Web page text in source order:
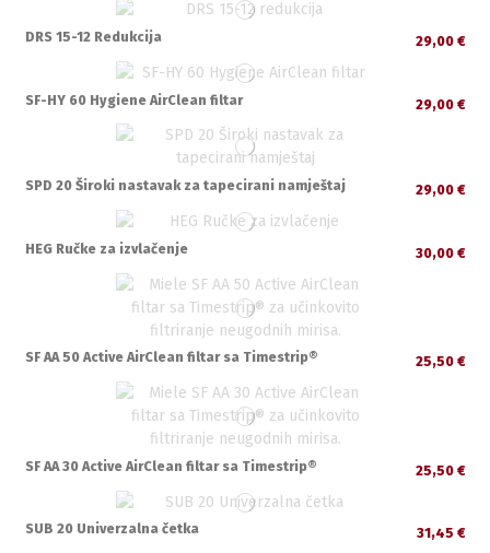
DRS 15-12 Redukcija 29,00 €
SF-HY 60 Hygiene AirClean filtar 29,00 €
SPD 20 Široki nastavak za tapecirani namještaj 29,00 €
HEG Ručke za izvlačenje 30,00 €
SF AA 50 Active AirClean filtar sa Timestrip® 25,50 €
SF AA 30 Active AirClean filtar sa Timestrip® 25,50 €
SUB 20 Univerzalna četka 31,45 €